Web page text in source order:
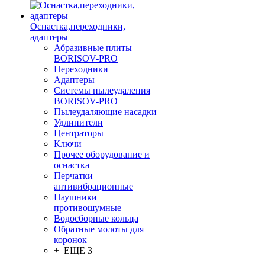
Оснастка,переходники,
адаптеры
Абразивные плиты
BORISOV-PRO
Переходники
Адаптеры
Системы пылеудаления
BORISOV-PRO
Пылеудаляющие насадки
Удлинители
Центраторы
Ключи
Прочее оборудование и
оснастка
Перчатки
антивибрационные
Наушники
противошумные
Водосборные кольца
Обратные молоты для
коронок
+ ЕЩЕ 3